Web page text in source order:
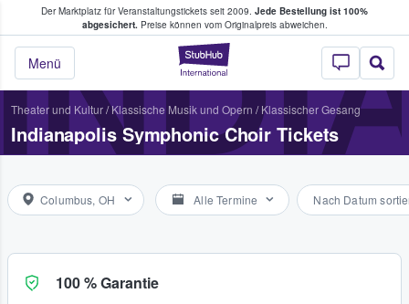
Der Marktplatz für Veranstaltungstickets seit 2009. Jede Bestellung ist 100%
abgesichert.Preise können vom Originalpreis abweichen.
StubHub - Wo
Menü
Tickets kaufen & verkaufen
Theater und Kultur/Klassische Musik und Opern / Klassischer Gesang
Indianapolis Symphonic Choir Tickets
Columbus, OH Alle Termine Nach Datum
100 % Garantie